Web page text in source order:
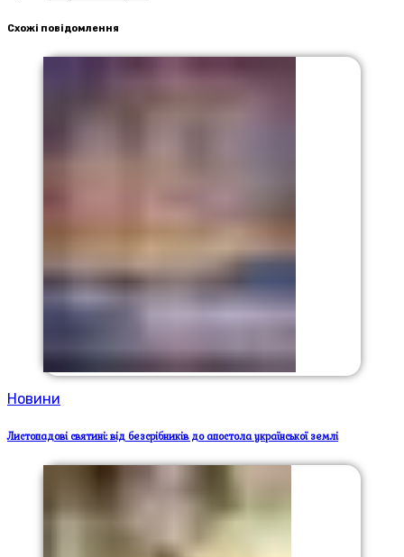
Схожі повідомлення
Новини
Листопадові святині: від безсрібників до апостола української землі